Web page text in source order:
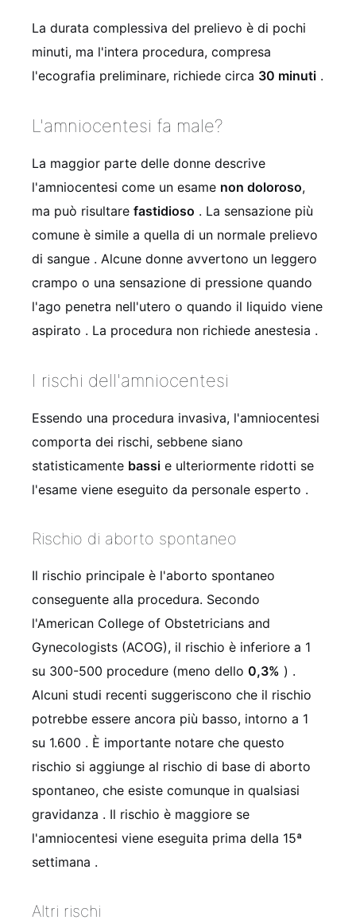
La durata complessiva del prelievo è di pochi
minuti, ma l'intera procedura, compresa
l'ecografia preliminare, richiede circa 30 minuti .
L'amniocentesi fa male?
La maggior parte delle donne descrive
l'amniocentesi come un esame non doloroso,
ma può risultare fastidioso . La sensazione più
comune è simile a quella di un normale prelievo
di sangue . Alcune donne avvertono un leggero
crampo o una sensazione di pressione quando
l'ago penetra nell'utero o quando il liquido viene
aspirato . La procedura non richiede anestesia .
I rischi dell'amniocentesi
Essendo una procedura invasiva, l'amniocentesi
comporta dei rischi, sebbene siano
statisticamente bassi e ulteriormente ridotti se
l'esame viene eseguito da personale esperto .
Rischio di aborto spontaneo
Il rischio principale è l'aborto spontaneo
conseguente alla procedura. Secondo
l'American College of Obstetricians and
Gynecologists (ACOG), il rischio è inferiore a 1
su 300-500 procedure (meno dello 0,3% ) .
Alcuni studi recenti suggeriscono che il rischio
potrebbe essere ancora più basso, intorno a 1
su 1.600 . È importante notare che questo
rischio si aggiunge al rischio di base di aborto
spontaneo, che esiste comunque in qualsiasi
gravidanza . Il rischio è maggiore se
l'amniocentesi viene eseguita prima della 15ª
settimana .
Altri rischi